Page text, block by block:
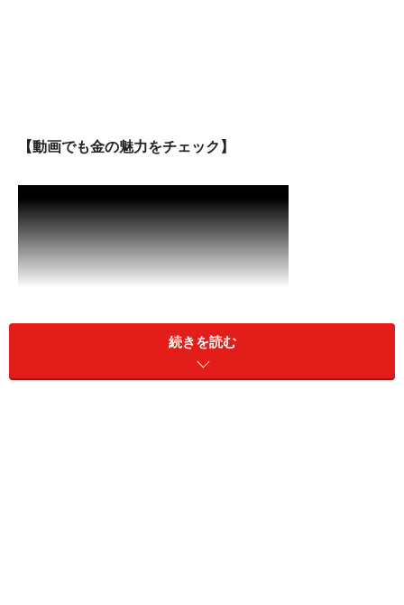
【動画でも金の魅力をチェック】
希少価値が高い金。現物価格は急騰してい
る
続きを読む